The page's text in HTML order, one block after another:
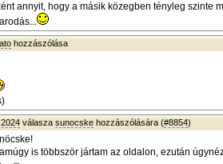
annyit, hogy a másik közegben tényleg szinte
hozzászólása
válasza sunocske hozzászólására (#8854)
is többször jártam az oldalon, ezután